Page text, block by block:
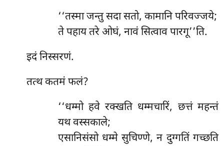
‘‘तस्मा जन्तु सदा सतो, कामानि परिवज्जये;
ते पहाय तरे ओघं, नावं सित्वाव पारगू’’ति.
इदं निस्सरणं.
तत्थकतमं फलं?
‘‘धम्मो हवे रक्खति धम्मचारिं, छत्तं महन्तं
यथ वस्सकाले;
एसानिसंसो धम्मे सुचिण्णे, न दुग्गतिं गच्छति